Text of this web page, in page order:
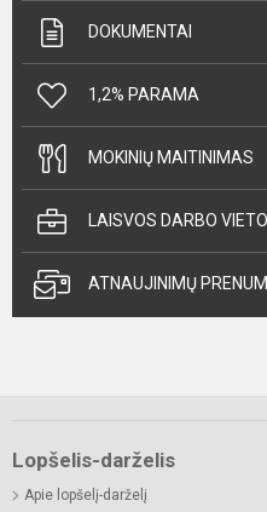
DOKUMENTAI
1,2% PARAMA
MOKINIŲ MAITINIMAS
LAISVOS DARBO
ATNAUJINIMŲ
Lopšelis-darželis
Apie lopšelį-darželį